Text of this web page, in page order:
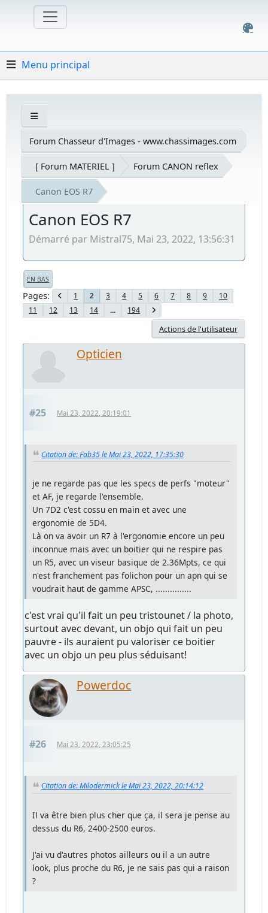
Menu principal
Forum Chasseur d'Images - www.chassimages.com
[ Forum MATERIEL ] Forum CANON reflex
Canon EOS R7
Canon EOS R7
Démarré par Mistral75, Mai 23, 2022, 13:56:31
EN BAS
Pages 1 2 3 4 5 6 7 8 9
10
11
12 13 14 ... 194
Actions de l'utilisateur
Opticien
#25 Mai 23, 2022, 20:19:01
Citation de: Fab35 le Mai 23, 2022, 17:35:30
je ne regarde pas que les specs de perfs "moteur"
et AF, je regarde l'ensemble.
Un 7D2 c'est cossu en main et avec une
ergonomie de 5D4.
Là on va avoir un R7 à l'ergonomie encore un peu
inconnue mais avec un boitier qui ne respire pas
un R5, avec un viseur basique de 2.36Mpts, ce qui
n'est franchement pas folichon pour un apn qui se
voudrait haut de gamme APSC, ...............
c'est vrai qu'il fait un peu tristounet / la photo,
surtout avec devant, un objo qui fait un peu
pauvre - ils auraient pu valoriser ce boitier
avec un objo un peu plus séduisant!
Powerdoc
#26 Mai 23, 2022, 23:05:25
Citation de: Milodermick le Mai 23, 2022, 20:14:12
Il va être bien plus cher que ça, il sera je pense au
dessus du R6, 2400-2500 euros.
J'ai vu d'autres photos ailleurs ou il a un autre
look, plus proche du R6, je ne sais pas qui a raison
?